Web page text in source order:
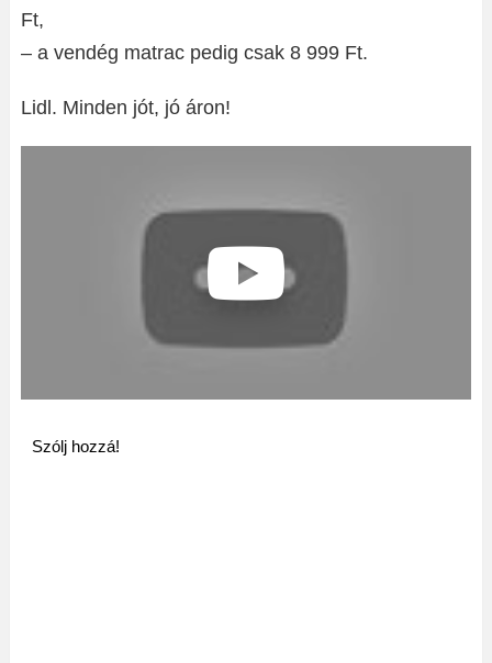
Ft,
– a vendég matrac pedig csak 8 999 Ft.
Lidl. Minden jót, jó áron!
Szólj hozzá!